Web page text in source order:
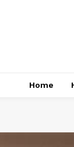
Home